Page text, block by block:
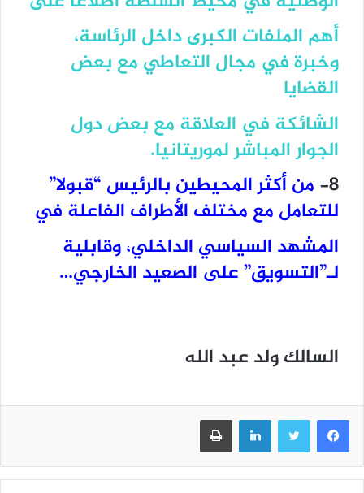
أهم الملفات الكبرى داخل الرئاسة،
وخبرة في مجال التعاطي مع بعض
القضايا
الشائكة في العلاقة مع بعض دول
الجوار المباشر لموريتانيا.
8- من أكثر المحيطين بالرئيس “قبولا”
للتعامل مع مختلف الأطراف الفاعلة في
المشهد السياسي الداخلي، وقابلية
لـ”التسويق” على الصعيد الخارجي…
السالك ولد عبد الله
فيسبوك تويتر لينكدإن طباعة